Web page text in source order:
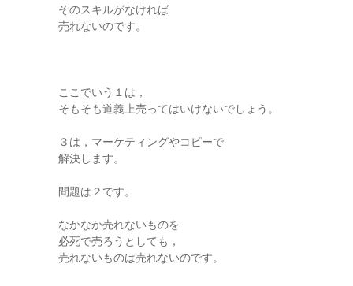
そのスキルがなければ
売れないのです。
ここでいう１は，
そもそも道義上売ってはいけないでしょう。
３は，マーケティングやコピーで
解決します。
問題は２です。
なかなか売れないものを
必死で売ろうとしても，
売れないものは売れないのです。